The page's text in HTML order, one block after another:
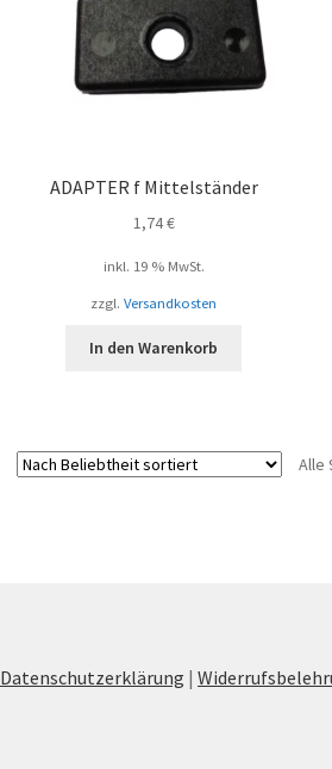
ADAPTER f Mittelständer
1,74€
inkl. 19 % MwSt.
zzgl.Versandkosten
In den Warenkorb
Alle
Datenschutzerklärung |